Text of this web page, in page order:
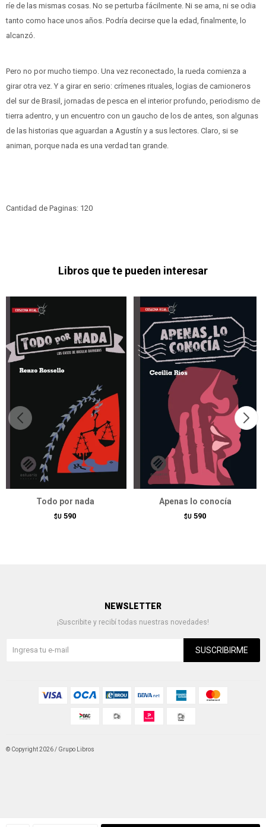
ríe de las mismas cosas. No se perturba fácilmente. Ni se ama, ni se odia
tanto como hace unos años. Podría decirse que la edad, finalmente, lo
alcanzó.
Pero no por mucho tiempo. Una vez reconectado, la rueda comienza a
girar otra vez. Y a girar en serio: crímenes rituales, logias de camioneros
del sur de Brasil, jornadas de pesca en el interior profundo, periodismo de
tierra adentro, y un encuentro con un gaucho de los de antes, son algunas
de las historias que aguardan a Agustín y a sus lectores. Claro, si se
animan, porque nada es una verdad tan grande.
Cantidad de Paginas: 120
Libros que te pueden interesar
Todo por nada
$U 590
Apenas lo conocía
$U 590
NEWSLETTER
¡Suscribite y recibí todas nuestras novedades!
SUSCRIBIRME
© Copyright 2026 / Grupo Libros